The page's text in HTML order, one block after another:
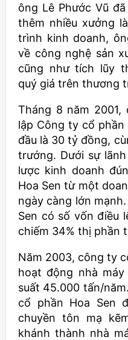
ông Lê Phước Vũ
thêm nhiều xưởng
trình kinh doanh,
về công nghệ sản
cũng như tích lũy
quý giá trên thương
Tháng 8 năm 2001,
lập Công ty cổ
đầu là 30 tỷ đồng,
trướng. Dưới sự
lược kinh doanh
Hoa Sen từ một
ngày càng lớn
Sen có số vốn điều
chiếm 34% thị phần
Năm 2003, công ty
hoạt động nhà
suất 45.000 tấn/
cổ phần Hoa Sen
chuyền tôn mạ
khánh thành nhà